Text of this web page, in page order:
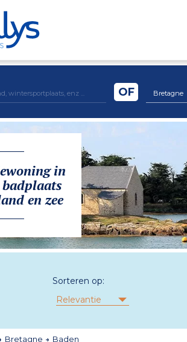
Bretagne
OF
in
en zee
Sorteren op:
Relevantie
Bretagne Baden